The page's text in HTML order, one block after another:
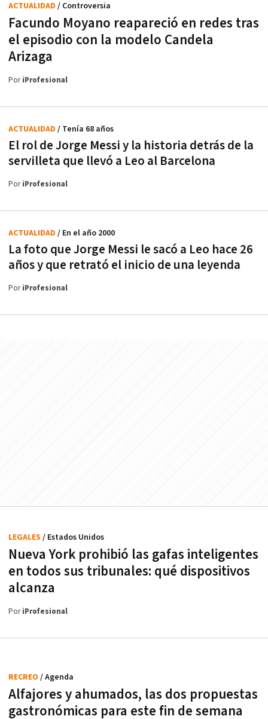
Facundo Moyano reapareció en redes tras
el episodio con la modelo Candela
Arizaga
ACTUALIDAD / Controversia
PoriProfesional
El rol de Jorge Messi y la historia detrás de la
servilleta que llevó a Leo al Barcelona
ACTUALIDAD / Tenía 68 años
PoriProfesional
La foto que Jorge Messi le sacó a Leo hace 26
años y que retrató el inicio de una leyenda
ACTUALIDAD / En el año 2000
PoriProfesional
Nueva York prohibió las gafas inteligentes
en todos sus tribunales: qué dispositivos
alcanza
LEGALES / Estados Unidos
PoriProfesional
Alfajores y ahumados, las dos propuestas
gastronómicas para este fin de semana
RECREO / Agenda